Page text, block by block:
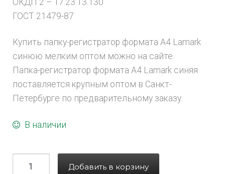
ГОСТ 21479-87
Купить папку-регистратор формата А4 Lamark
синюю мелким оптом можно на сайте.
Папка-регистратор формата А4 Lamark синяя
поставляется крупным оптом в Санкт-
Петербурге по предварительному заказу.
В наличии
Добавить в корзину